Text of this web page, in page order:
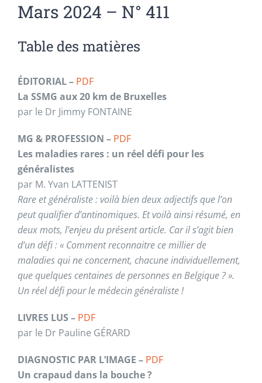
Mars 2024 – N° 411
Table des matières
ÉDITORIAL – PDF
La SSMG aux 20 km de Bruxelles
par le Dr Jimmy FONTAINE
MG & PROFESSION – PDF
Les maladies rares : un réel défi pour les
généralistes
par M. Yvan LATTENIST
Rare et généraliste : voilà bien deux adjectifs que l’on
peut qualifier d’antinomiques. Et voilà ainsi résumé, en
deux mots, l’enjeu du présent article. Car il s’agit bien
d’un défi : « Comment reconnaitre ce millier de
maladies qui ne concernent, chacune individuellement,
que quelques centaines de personnes en Belgique ? ».
Un réel défi pour le médecin généraliste !
LIVRES LUS – PDF
par le Dr Pauline GÉRARD
DIAGNOSTIC PAR L’IMAGE – PDF
Un crapaud dans la bouche ?